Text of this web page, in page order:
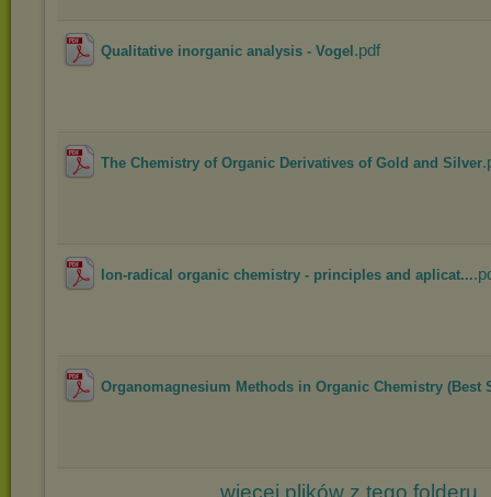
Qualitative inorganic analysis - Vogel .pdf
The Chemistry of Organic Derivatives of Gold and Silver
Ion-radical organic chemistry - principles and aplicat...
Organomagnesium Methods in Organic Chemistry (Best
więcej plików z tego